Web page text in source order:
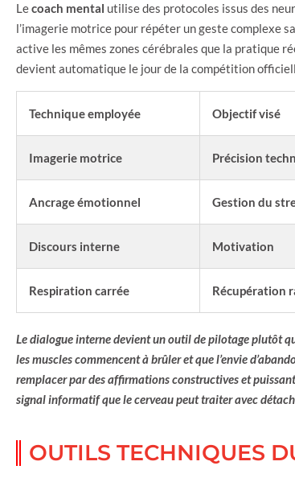
Lecoach mental utilise des protocoles issus des
l’imagerie motrice pour répéter un geste complexe
active les mêmes zones cérébrales que la pratique
devient automatique le jour de la compétition
Technique employée Objectif visé
Imagerie motrice Précision
Ancrage émotionnel Gestion du
Discours interne Motivation
Respiration carrée Récupération
Le dialogue interne devient un outil de pilotage plutôt
les muscles commencent à brûler et que l’envie
remplacer par des affirmations constructives et
signal informatif que le cerveau peut traiter avec
OUTILS TECHNIQUES